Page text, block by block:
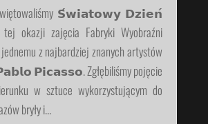
𝗦́𝘄𝗶𝗮𝘁𝗼𝘄𝘆 𝗗𝘇𝗶𝗲𝗻́
okazji zajęcia Fabryki Wyobraźni
z najbardziej znanych artystów
𝗣𝗶𝗰𝗮𝘀𝘀𝗼. Zgłębiliśmy pojęcie
w sztuce wykorzystującym do
bryły i...